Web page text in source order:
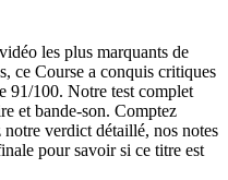
les plus marquants de
ce Course a conquis critiques
91/100. Notre test complet
et bande-son. Comptez
verdict détaillé, nos notes
pour savoir si ce titre est